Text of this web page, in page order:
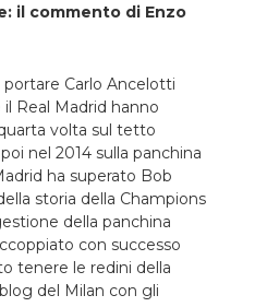
il commento di Enzo
Carlo Ancelotti
Real Madrid hanno
volta sul tetto
nel 2014 sulla panchina
ha superato Bob
storia della Champions
della panchina
con successo
tenere le redini della
del Milan con gli